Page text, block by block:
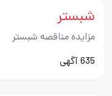
شبستر
مزایده مناقصه شبستر
635 آگهی